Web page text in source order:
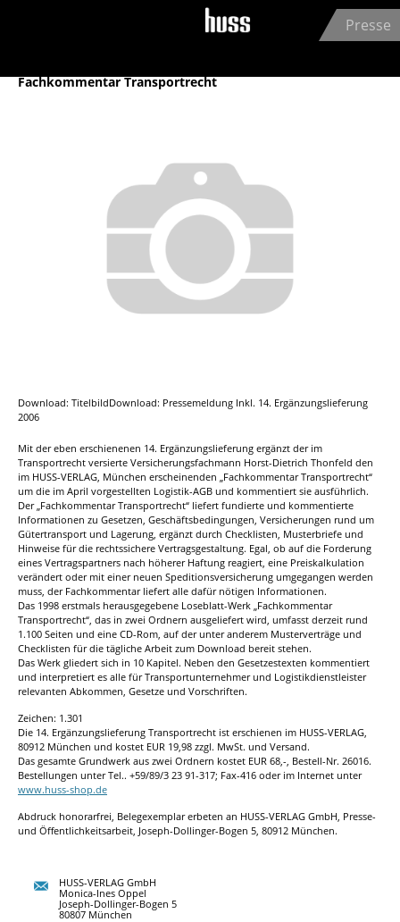
Jump to navigation
Presse
HUSS-VERLAG GmbH
Monica-Ines Oppel
Joseph-Dollinger-Bogen 5
80807 München
Fachkommentar Transportrecht
Download: TitelbildDownload: Pressemeldung Inkl. 14. Ergänzungslieferung
2006
Mit der eben erschienenen 14. Ergänzungslieferung ergänzt der im
Transportrecht versierte Versicherungsfachmann Horst-Dietrich Thonfeld den
im HUSS-VERLAG, München erscheinenden „Fachkommentar Transportrecht“
um die im April vorgestellten Logistik-AGB und kommentiert sie ausführlich.
Der „Fachkommentar Transportrecht“ liefert fundierte und kommentierte
Informationen zu Gesetzen, Geschäftsbedingungen, Versicherungen rund um
Gütertransport und Lagerung, ergänzt durch Checklisten, Musterbriefe und
Hinweise für die rechtssichere Vertragsgestaltung. Egal, ob auf die Forderung
eines Vertragspartners nach höherer Haftung reagiert, eine Preiskalkulation
verändert oder mit einer neuen Speditionsversicherung umgegangen werden
muss, der Fachkommentar liefert alle dafür nötigen Informationen.
Das 1998 erstmals herausgegebene Loseblatt-Werk „Fachkommentar
Transportrecht“, das in zwei Ordnern ausgeliefert wird, umfasst derzeit rund
1.100 Seiten und eine CD-Rom, auf der unter anderem Musterverträge und
Checklisten für die tägliche Arbeit zum Download bereit stehen.
Das Werk gliedert sich in 10 Kapitel. Neben den Gesetzestexten kommentiert
und interpretiert es alle für Transportunternehmer und Logistikdienstleister
relevanten Abkommen, Gesetze und Vorschriften.
Zeichen: 1.301
Die 14. Ergänzungslieferung Transportrecht ist erschienen im HUSS-VERLAG,
80912 München und kostet EUR 19,98 zzgl. MwSt. und Versand.
Das gesamte Grundwerk aus zwei Ordnern kostet EUR 68,-, Bestell-Nr. 26016.
Bestellungen unter Tel.. +59/89/3 23 91-317; Fax-416 oder im Internet unter
www.huss-shop.de
Abdruck honorarfrei, Belegexemplar erbeten an HUSS-VERLAG GmbH, Presse-
und Öffentlichkeitsarbeit, Joseph-Dollinger-Bogen 5, 80912 München.